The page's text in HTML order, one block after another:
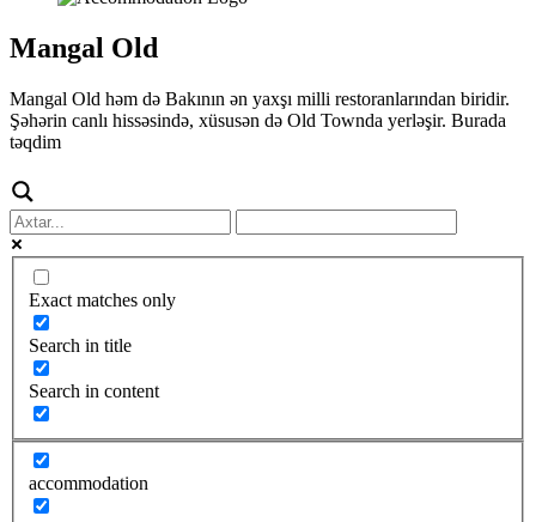
Mangal Old
Mangal Old həm də Bakının ən yaxşı milli restoranlarından biridir.
Şəhərin canlı hissəsində, xüsusən də Old Townda yerləşir. Burada
təqdim
Exact matches only
Search in title
Search in content
accommodation